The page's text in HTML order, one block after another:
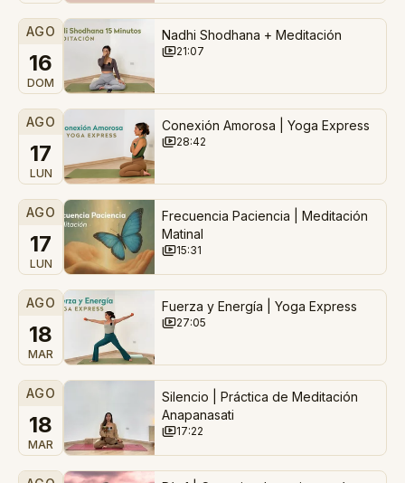
AGO
16
DOM
Nadhi Shodhana + Meditación
21:07
AGO
17
LUN
Conexión Amorosa | Yoga Express
28:42
AGO
17
LUN
Frecuencia Paciencia | Meditación
Matinal
15:31
AGO
18
MAR
Fuerza y Energía | Yoga Express
27:05
AGO
18
MAR
Silencio | Práctica de Meditación
Anapanasati
17:22